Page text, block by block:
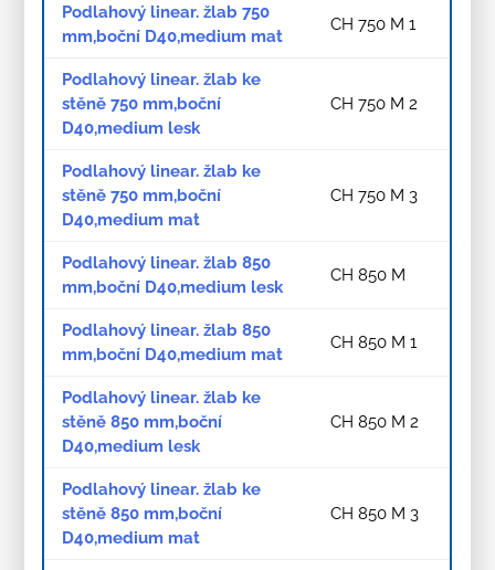
Podlahový linear. žlab 750
mm,boční D40,medium mat
CH 750 M 1
Podlahový linear. žlab ke
stěně 750 mm,boční
D40,medium lesk
CH 750 M 2
Podlahový linear. žlab ke
stěně 750 mm,boční
D40,medium mat
CH 750 M 3
Podlahový linear. žlab 850
mm,boční D40,medium lesk
CH 850 M
Podlahový linear. žlab 850
mm,boční D40,medium mat
CH 850 M 1
Podlahový linear. žlab ke
stěně 850 mm,boční
D40,medium lesk
CH 850 M 2
Podlahový linear. žlab ke
stěně 850 mm,boční
D40,medium mat
CH 850 M 3